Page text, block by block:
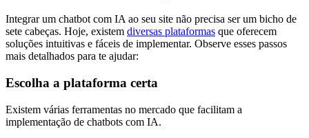
Integrar um chatbot com IA ao seu site não precisa ser um bicho de
sete cabeças. Hoje, existem diversas plataformas que oferecem
soluções intuitivas e fáceis de implementar. Observe esses passos
mais detalhados para te ajudar:
Escolha a plataforma certa
Existem várias ferramentas no mercado que facilitam a
implementação de chatbots com IA.